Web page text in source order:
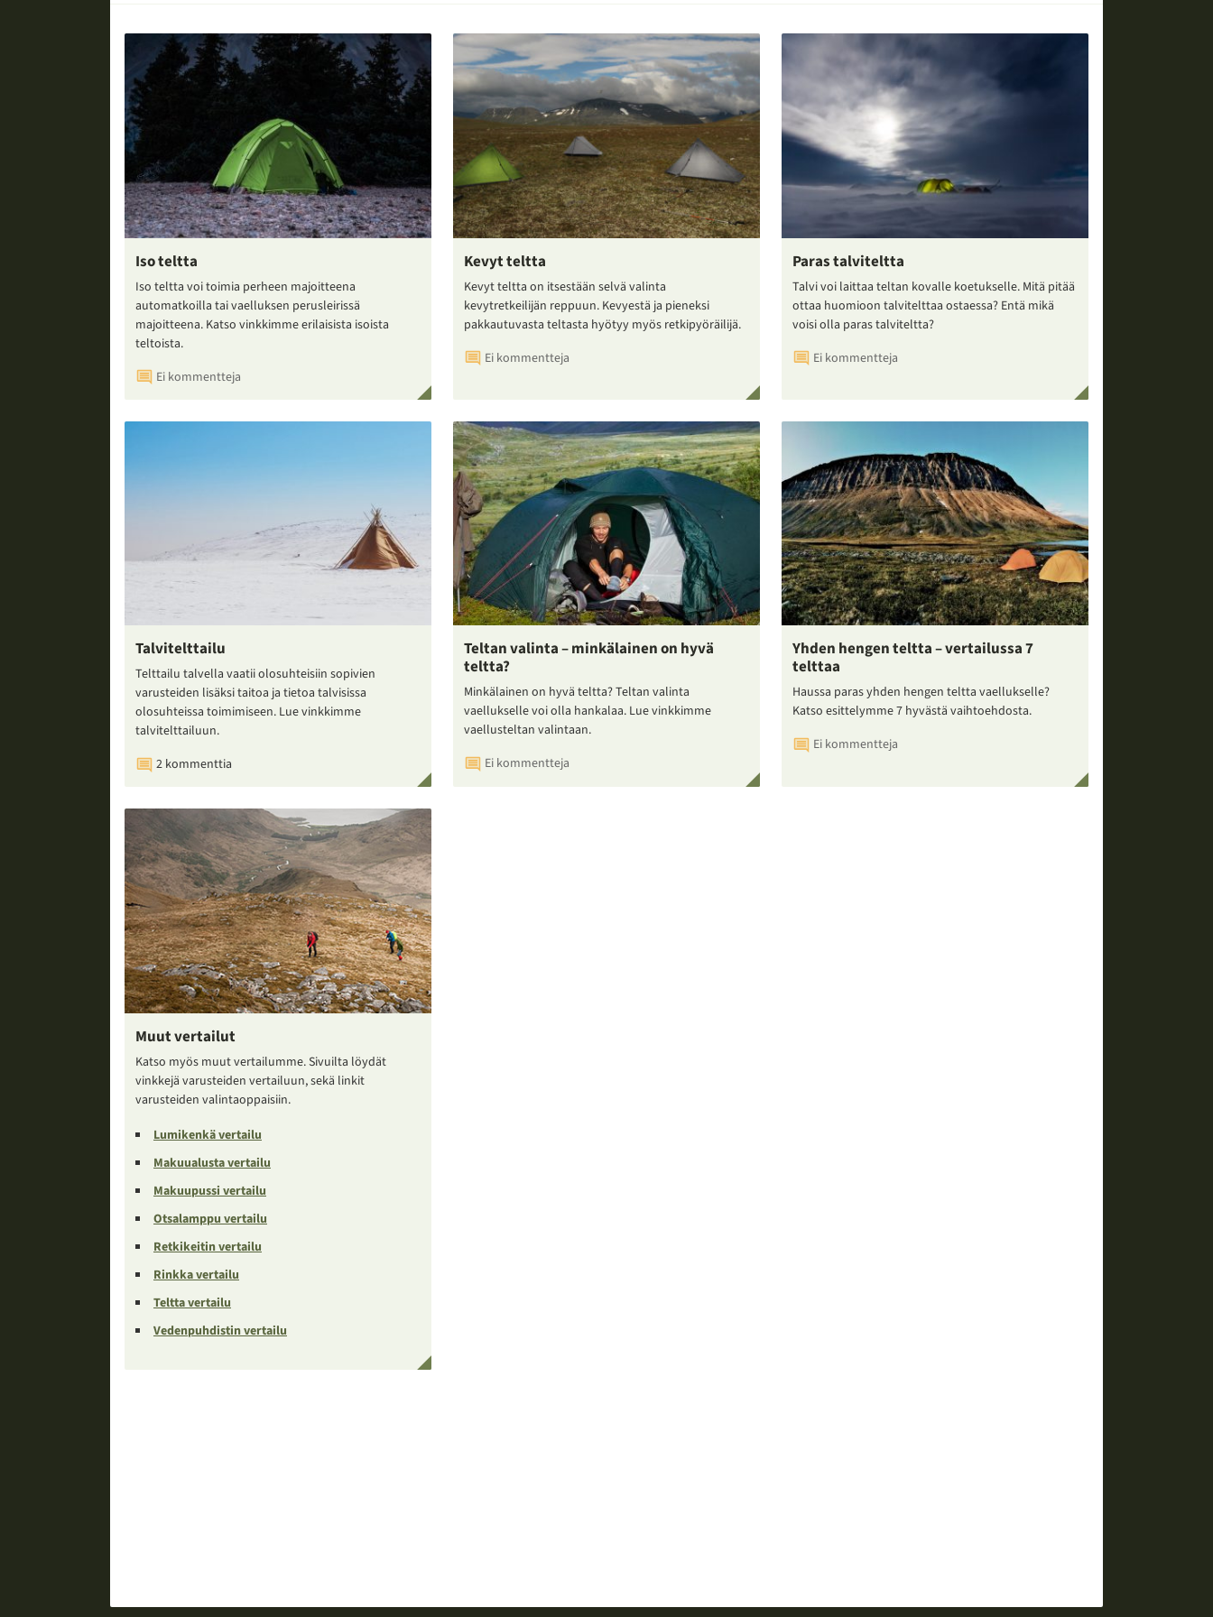
Iso teltta
Iso teltta voi toimia perheen majoitteena
automatkoilla tai vaelluksen perusleirissä
majoitteena. Katso vinkkimme erilaisista isoista
teltoista.
Ei kommentteja
Kevyt teltta
Kevyt teltta on itsestään selvä valinta
kevytretkeilijän reppuun. Kevyestä ja pieneksi
pakkautuvasta teltasta hyötyy myös retkipyöräilijä.
Ei kommentteja
Paras talviteltta
Talvi voi laittaa teltan kovalle koetukselle. Mitä pitää
ottaa huomioon talvitelttaa ostaessa? Entä mikä
voisi olla paras talviteltta?
Ei kommentteja
Talvitelttailu
Telttailu talvella vaatii olosuhteisiin sopivien
varusteiden lisäksi taitoa ja tietoa talvisissa
olosuhteissa toimimiseen. Lue vinkkimme
talvitelttailuun.
2 kommenttia
Teltan valinta – minkälainen on hyvä
teltta?
Minkälainen on hyvä teltta? Teltan valinta
vaellukselle voi olla hankalaa. Lue vinkkimme
vaellusteltan valintaan.
Ei kommentteja
Yhden hengen teltta – vertailussa 7
telttaa
Haussa paras yhden hengen teltta vaellukselle?
Katso esittelymme 7 hyvästä vaihtoehdosta.
Ei kommentteja
Muut vertailut
Katso myös muut vertailumme. Sivuilta löydät
vinkkejä varusteiden vertailuun, sekä linkit
varusteiden valintaoppaisiin.
Lumikenkä vertailu
Makuualusta vertailu
Makuupussi vertailu
Otsalamppu vertailu
Retkikeitin vertailu
Rinkka vertailu
Teltta vertailu
Vedenpuhdistin vertailu